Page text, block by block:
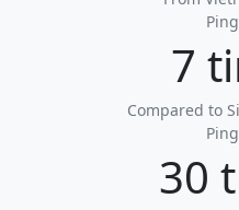
7
Compared to
30